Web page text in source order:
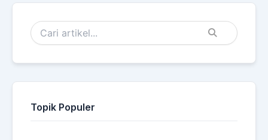
Topik Populer